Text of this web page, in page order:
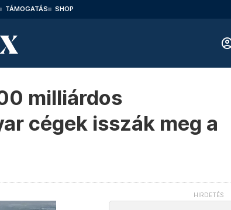
TÁMOGATÁS SHOP
milliárdos
cégek isszák meg a